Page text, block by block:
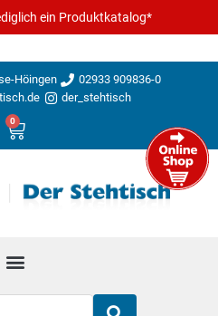
ein Produktkatalog*
Höingen
02933 909836-0
der_stehtisch
0